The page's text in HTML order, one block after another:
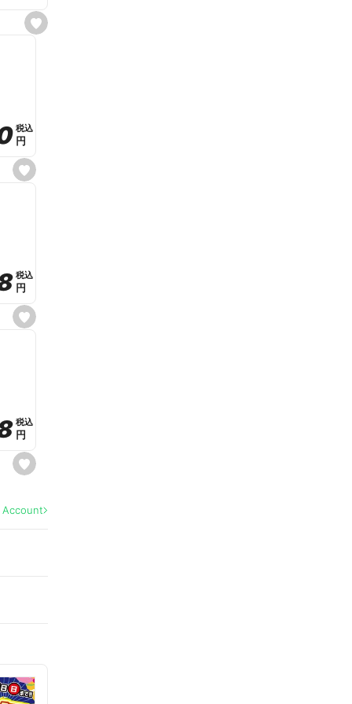
s
e
s
e
e
税込
税込
円
円
s
e
e
税込
税込
円
円
s
e
a
税込
税込
円
円